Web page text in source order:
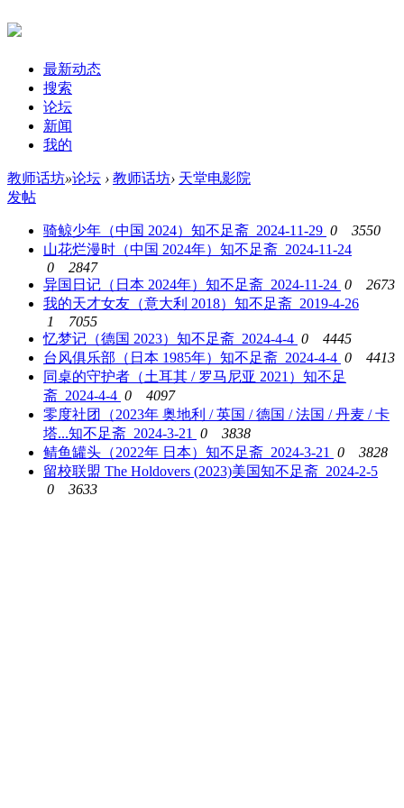
最新动态
搜索
论坛
新闻
我的
教师话坊»论坛 › 教师话坊› 天堂电影院
发帖
骑鲸少年（中国 2024） 知不足斋 2024-11-29 0
3550
山花烂漫时（中国 2024年） 知不足斋 2024-11-24
0
2847
异国日记（日本 2024年） 知不足斋 2024-11-24 0
2673
我的天才女友（意大利 2018） 知不足斋 2019-4-26
1
7055
忆梦记（德国 2023） 知不足斋 2024-4-4 0
4445
台风俱乐部（日本 1985年） 知不足斋 2024-4-4 0
4413
同桌的守护者（土耳其 / 罗马尼亚 2021） 知不足
斋 2024-4-4 0
4097
零度社团（2023年 奥地利 / 英国 / 德国 / 法国 / 丹麦 / 卡
塔...知不足斋 2024-3-21 0
3838
鲭鱼罐头（2022年 日本） 知不足斋 2024-3-21 0
3828
留校联盟 The Holdovers (2023)美国知不足斋 2024-2-5
0
3633